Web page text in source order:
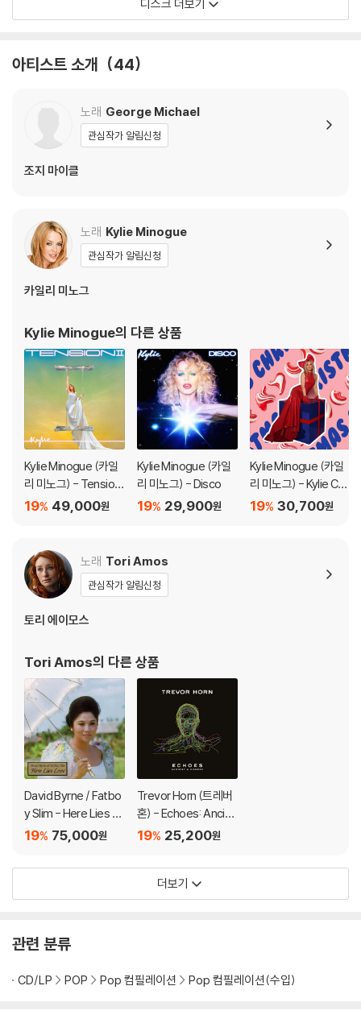
디스크 더보기
아티스트 소개 44
노래 George Michael
관심작가 알림신청
조지 마이클
노래 Kylie Minogue
관심작가 알림신청
카일리 미노그
Kylie Minogue의 다른 상품
Kylie Minogue (카일
리 미노그) - Tension I
I [투명 컬러 LP]
49,000원
19%
Kylie Minogue (카일
리 미노그) - Disco
29,900원
19%
Kylie Minogue (카일
리 미노그) - Kylie Chri
stmas (Fully Wrapp
30,700원
19%
노래 Tori Amos
관심작가 알림신청
토리 에이모스
Tori Amos의 다른 상품
David Byrne / Fatbo
y Slim - Here Lies Lo
ve [2LP]75,000원
19%
Trevor Horn (트레버
혼) - Echoes: Ancien
t & Modern
25,200원
19%
더보기
관련 분류
CD/LP POP Pop 컴필레이션 Pop 컴필레이션(수입)